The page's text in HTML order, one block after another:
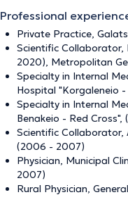
Professional
Private Practice,
Scientific Collaborator,
2020), Metropolitan
Specialty in Internal
Hospital "Korgaleneio -
Specialty in Internal
Benakeio - Red Cross",
Scientific Collaborator,
(2006 - 2007)
Physician, Municipal
2007)
Rural Physician,